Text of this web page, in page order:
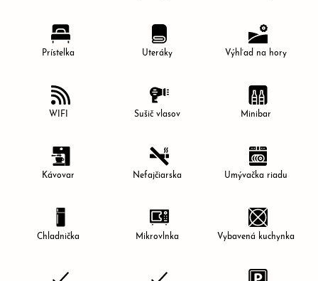
Prístelka Uteráky Výhľad na hory
WIFI Sušič vlasov Minibar
Kávovar Nefajčiarska Umývačka riadu
Chladnička Mikrovlnka Vybavená kuchynka